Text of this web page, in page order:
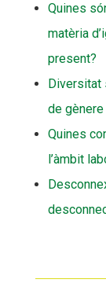
Quines
matèria
present?
Diversitat
de gènere
Quines
l’àmbit